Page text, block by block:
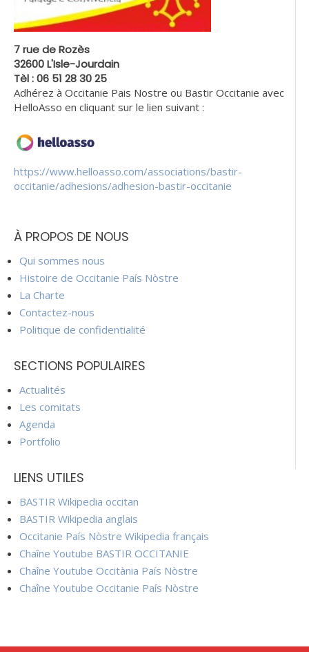
7 rue de Rozès
32600 L'Isle-Jourdain
Tèl : 06 51 28 30 25
Adhérez à Occitanie Pais Nostre ou Bastir Occitanie avec
HelloAsso en cliquant sur le lien suivant :
https://www.helloasso.com/associations/bastir-
occitanie/adhesions/adhesion-bastir-occitanie
À PROPOS DE NOUS
Qui sommes nous
Histoire de Occitanie País Nòstre
La Charte
Contactez-nous
Politique de confidentialité
SECTIONS POPULAIRES
Actualités
Les comitats
Agenda
Portfolio
LIENS UTILES
BASTIR Wikipedia occitan
BASTIR Wikipedia anglais
Occitanie País Nòstre Wikipedia français
Chaîne Youtube BASTIR OCCITANIE
Chaîne Youtube Occitània País Nòstre
Chaîne Youtube Occitanie País Nòstre